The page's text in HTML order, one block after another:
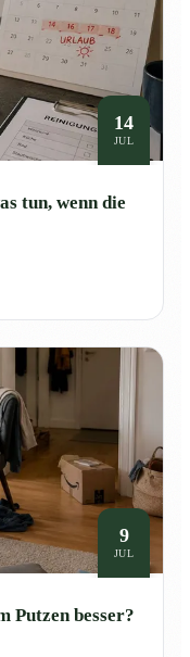
14
JUL
tun, wenn die
9
JUL
Putzen besser?